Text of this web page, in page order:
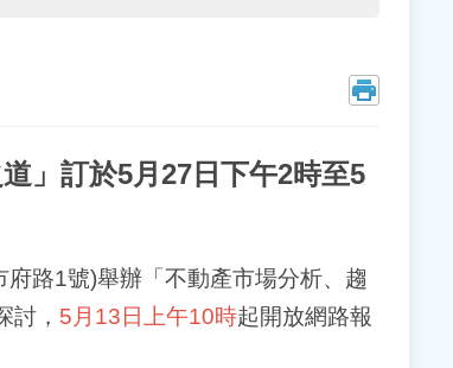
」訂於5月27日下午2時至5
路1號)舉辦「不動產市場分析、趨
討， 5月13日上午10時起開放網路報